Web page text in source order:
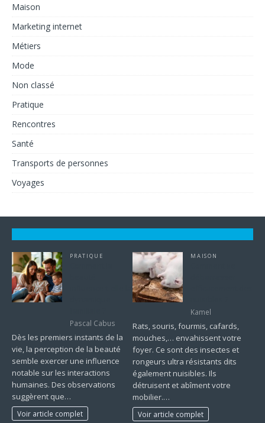
Maison
Marketing internet
Métiers
Mode
Non classé
Pratique
Rencontres
Santé
Transports de personnes
Voyages
PRATIQUE
Pascal Cabus
Dès les premiers instants de la
vie, la perception de la beauté
semble exercer une influence
notable sur les interactions
humaines. Des observations
suggèrent que…
Voir article complet
MAISON
Kamel
Rats, souris, fourmis, cafards,
mouches,… envahissent votre
foyer. Ce sont des insectes et
rongeurs ultra résistants dits
également nuisibles. Ils
détruisent et abîment votre
mobilier.…
Voir article complet